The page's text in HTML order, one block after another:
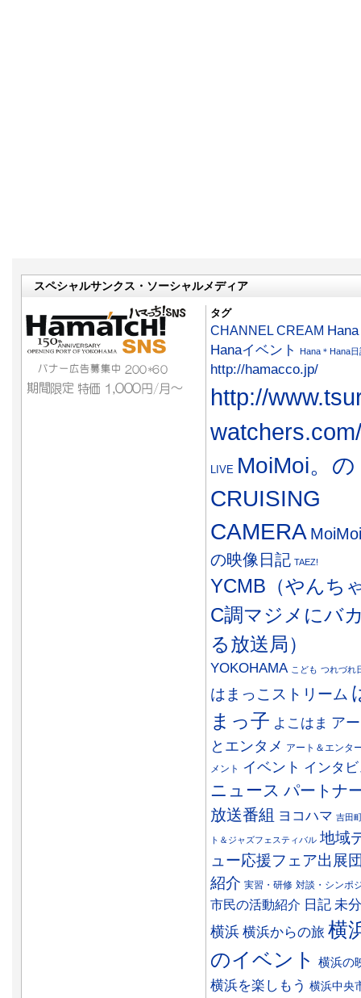
スペシャルサンクス・ソーシャルメディア
タグ
CHANNEL CREAM
Hanaイベント
Hana＊Hana日
http://hamacco.jp/
http://
watchers.com/
LIVE MoiMoi。の
CRUISING
CAMERA
の映像日記 TAEZ!
YCMB（やんち
C調マジメにバ
る放送局）
YOKOHAMA こども つれづれ
はまっこストリーム
まっ子 よこはま ア
とエンタメ アート＆エンタ
メント
イベント インタ
ニュース パートナ
放送番組 ヨコハマ 吉田
ト＆ジャズフェスティバル 地域
ュー応援フェア出展
紹介 実習・研修 対談・シンポ
市民の活動紹介 日記 未
横浜 横浜からの旅 横
のイベント
横浜の
横浜を楽しもう 横浜中央